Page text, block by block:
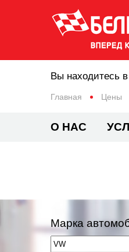
Главная Цены
Вы находитесь в
О НАС
Марка